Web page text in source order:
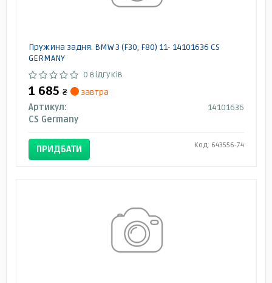
Пружина задня. BMW 3 (F30, F80) 11- 14101636 CS
GERMANY
0 відгуків
1 685 ₴
завтра
Артикул:
14101636
CS Germany
ПРИДБАТИ Код: 643556-74